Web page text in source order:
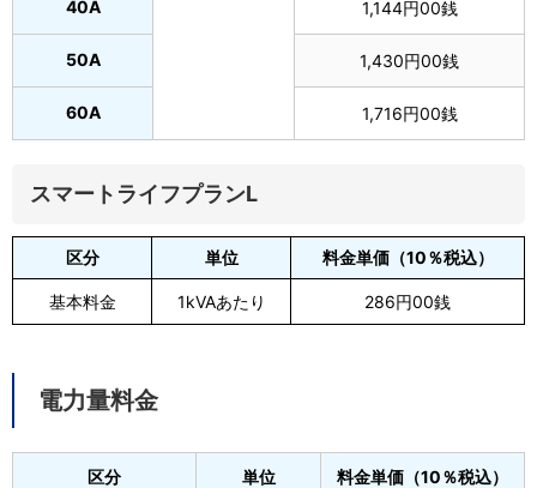
40A 1,144円00銭
50A 1,430円00銭
60A 1,716円00銭
スマートライフプランL
区分 単位 料金単価（10％税込）
基本料金 1kVAあたり 286円00銭
電力量料金
区分 単位 料金単価（10％税込）